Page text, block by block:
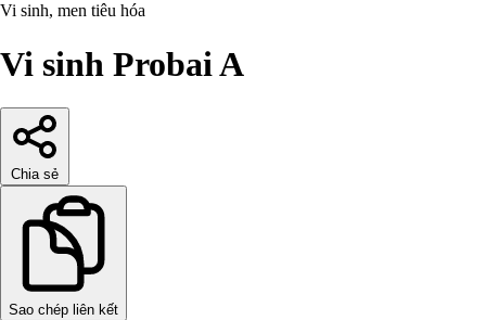
Vi sinh, men tiêu hóa
Vi sinh Probai A
Chia sẻ
Sao chép liên kết